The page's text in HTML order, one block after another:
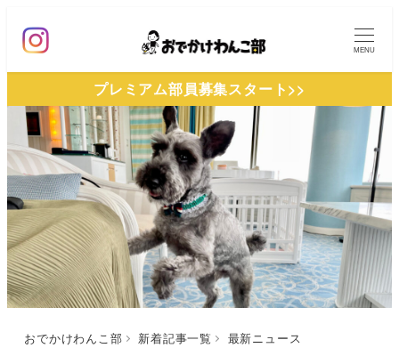
ン
ン
ツ
へ
移
動
MENU
プレミアム部員募集スタート>>
おでかけわんこ部 新着記事一覧
最新ニュース